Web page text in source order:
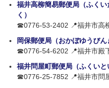
福井高柳簡易郵便局（ふく
く）
☎0776-53-2402 📍福井市高
岡保郵便局（おかぼゆうびん
☎0776-54-6202 📍福井市殿
福井問屋町郵便局（ふくいと
☎0776-25-7852 📍福井市問